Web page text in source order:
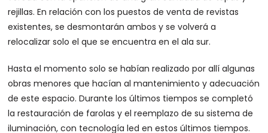
rejillas. En relación con los puestos de venta de revistas
existentes, se desmontarán ambos y se volverá a
relocalizar solo el que se encuentra en el ala sur.
Hasta el momento solo se habían realizado por allí algunas
obras menores que hacían al mantenimiento y adecuación
de este espacio. Durante los últimos tiempos se completó
la restauración de farolas y el reemplazo de su sistema de
iluminación, con tecnología led en estos últimos tiempos.